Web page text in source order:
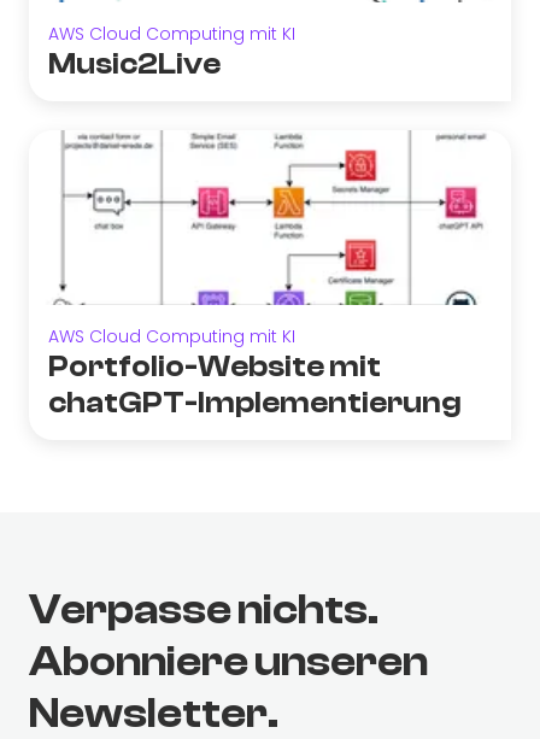
AWS Cloud Computing mit KI
Music2Live
AWS Cloud Computing mit KI
Portfolio-Website mit
chatGPT-Implementierung
Verpasse nichts.
Abonniere unseren
Newsletter.